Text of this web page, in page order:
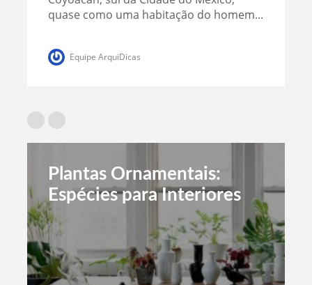
quase como uma habitação do homem...
Equipe ArquiDicas
Plantas Ornamentais:
Espécies para Interiores